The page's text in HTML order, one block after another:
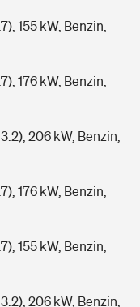
155 kW, Benzin,
176 kW, Benzin,
206 kW, Benzin,
176 kW, Benzin,
155 kW, Benzin,
206 kW, Benzin,